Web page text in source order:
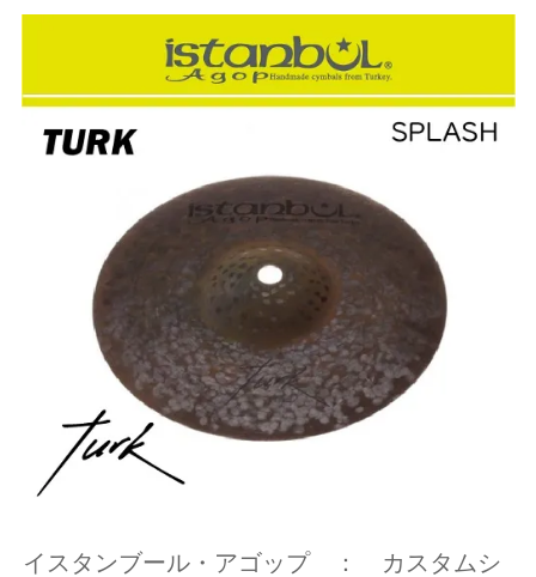
イスタンブール・アゴップ ： カスタムシ